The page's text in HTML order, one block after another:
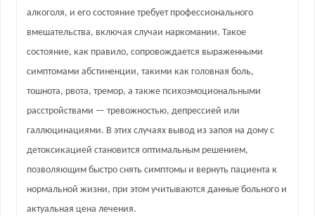
алкоголя, и его состояние требует профессионального
вмешательства, включая случаи наркомании. Такое
состояние, как правило, сопровождается выраженными
симптомами абстиненции, такими как головная боль,
тошнота, рвота, тремор, а также психоэмоциональными
расстройствами — тревожностью, депрессией или
галлюцинациями. В этих случаях вывод из запоя на дому с
детоксикацией становится оптимальным решением,
позволяющим быстро снять симптомы и вернуть пациента к
нормальной жизни, при этом учитываются данные больного и
актуальная цена лечения.